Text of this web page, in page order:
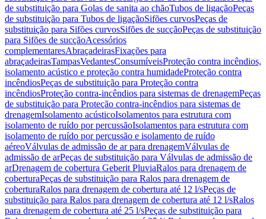
de substituição para Golas de sanita ao chãoTubos de ligaçãoPeças
de substituição para Tubos de ligaçãoSifões curvosPeças de
substituição para Sifões curvosSifões de sucçãoPeças de substituição
para Sifões de sucçãoAcessórios
complementaresAbraçadeirasFixações para
abraçadeirasTampasVedantesConsumíveisProteção contra incêndios,
isolamento acústico e proteção contra humidadeProteção contra
incêndiosPeças de substituição para Proteção contra
incêndiosProteção contra-incêndios para sistemas de drenagemPeças
de substituição para Proteção contra-incêndios para sistemas de
drenagemIsolamento acústicoIsolamentos para estrutura com
isolamento de ruído por percussãoIsolamentos para estrutura com
isolamento de ruído por percussão e isolamento de ruído
aéreoVálvulas de admissão de ar para drenagemVálvulas de
admissão de arPeças de substituição para Válvulas de admissão de
arDrenagem de cobertura Geberit PluviaRalos para drenagem de
coberturaPeças de substituição para Ralos para drenagem de
coberturaRalos para drenagem de cobertura até 12 l/sPeças de
substituição para Ralos para drenagem de cobertura até 12 l/sRalos
para drenagem de cobertura até 25 l/sPeças de substituição para